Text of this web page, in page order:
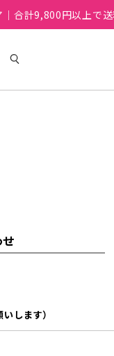
合計9,800円以上で
します）